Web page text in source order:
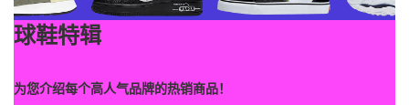
球鞋特辑
为您介绍每个高人气品牌的热销商品！